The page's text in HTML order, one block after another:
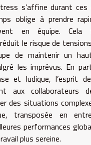
s’affine durant
oblige à prendre
en équipe. Cela
le risque de
de maintenir un
les imprévus. En
et ludique, l’esprit
aux collaborateurs
des situations
transposée en
performances
plus sereine.